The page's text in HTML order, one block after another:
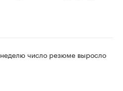
число резюме выросло